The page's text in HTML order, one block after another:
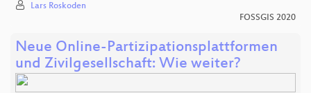
Lars Roskoden
FOSSGIS 2020
Neue Online-Partizipationsplattformen
und Zivilgesellschaft: Wie weiter?